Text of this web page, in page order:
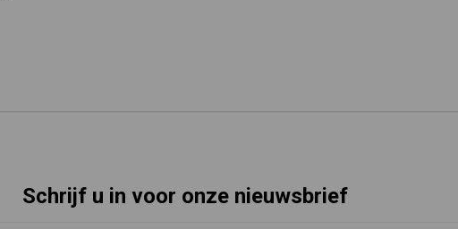
Schrijf u in voor onze nieuwsbrief